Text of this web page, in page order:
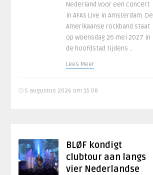
Nederland voor een concert
in AFAS Live in Amsterdam. De
Amerikaanse rockband staat
op woensdag 26 mei 2027 in
de hoofdstad tijdens ..
Lees Meer
5 augustus 2026 om 15:08
BLØF kondigt
clubtour aan langs
vier Nederlandse